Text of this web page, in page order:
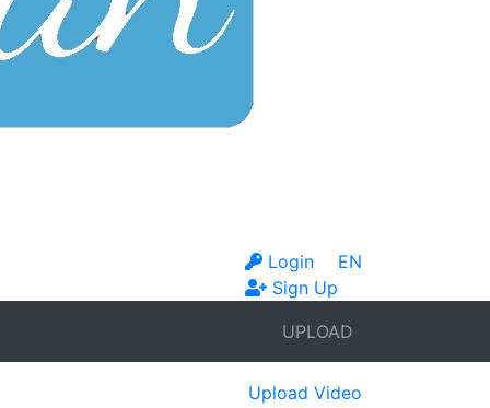
EN
Login
Sign Up
UPLOAD
Upload Video